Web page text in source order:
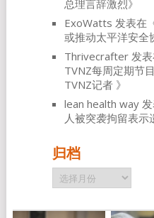
总理言辞激烈》
ExoWatts 发表在
或推动太平洋安全
Thrivecrafter发表
TVNZ每周定期节
TVNZ记者 》
lean health way发
人被突袭拘留表示
归档
归
档